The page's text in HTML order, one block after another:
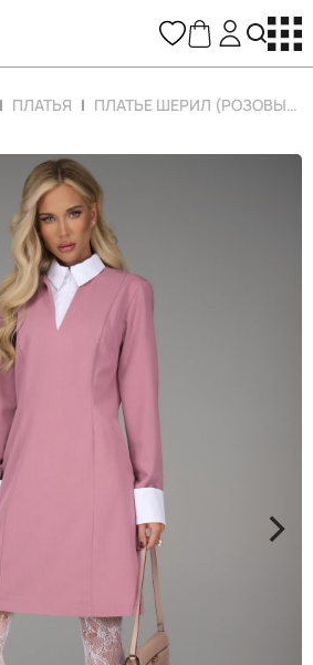
ПЛАТЬЯ ПЛАТЬЕ ШЕРИЛ (РОЗОВЫЙ)
>